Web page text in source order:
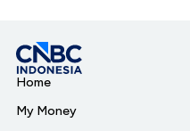
Home
My Money